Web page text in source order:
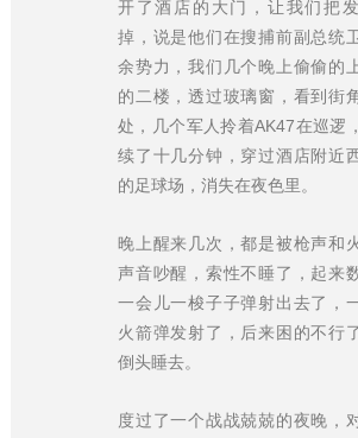
开了酒店的大门，让我们把
掉，说是他们在搜捕前副总统
余势力，我们几个晚上偷偷的
的二楼，透过玻璃窗，看到街
处，几个军人拎着AK47在巡逻
续了十几分钟，穿过酒店附近
的足球场，消失在夜色里。
晚上醒来几次，都是被枪声和
声音吵醒，索性不睡了，起来
一会儿一梭子子弹射出去了，
火箭弹发射了，后来困的不行
倒头睡去。
度过了一个战战兢兢的夜晚，